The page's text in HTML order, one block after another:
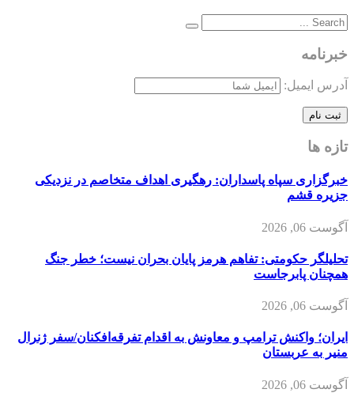
خبرنامه
آدرس ایمیل:
تازه ها
خبرگزاری سپاه پاسداران: رهگیری اهداف متخاصم در نزدیکی
جزیره قشم
آگوست 06, 2026
تحلیلگر حکومتی: تفاهم هرمز پایان بحران نیست؛ خطر جنگ
همچنان پابرجاست
آگوست 06, 2026
ایران؛ واکنش ترامپ و معاونش به اقدام تفرقه‌افکنان/سفر ژنرال
منیر به عربستان
آگوست 06, 2026